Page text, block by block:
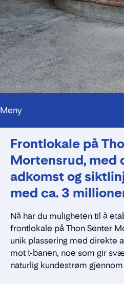
Meny
Frontlokale på
Mortensrud, med
adkomst og
med ca. 3
Nå har du muligheten til å
frontlokale på Thon Senter
unik plassering med direkte
mot t-banen, noe som gir
naturlig kundestrøm